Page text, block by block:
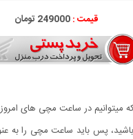
قیمت :249000 تومان
میتوانیم در ساعت مچی های
پس باید ساعت مچی را به